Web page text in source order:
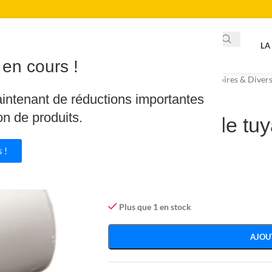
cours !
de réductions importantes
de produits.
!
LA
Accessoires & Divers
Adaptateur de
Plus que 1 en stock